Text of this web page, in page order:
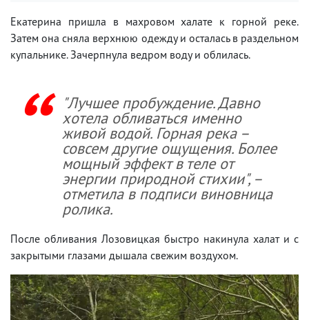
Екатерина пришла в махровом халате к горной реке.
Затем она сняла верхнюю одежду и осталась в раздельном
купальнике. Зачерпнула ведром воду и облилась.
"Лучшее пробуждение. Давно
хотела обливаться именно
живой водой. Горная река –
совсем другие ощущения. Более
мощный эффект в теле от
энергии природной стихии", –
отметила в подписи виновница
ролика.
После обливания Лозовицкая быстро накинула халат и с
закрытыми глазами дышала свежим воздухом.